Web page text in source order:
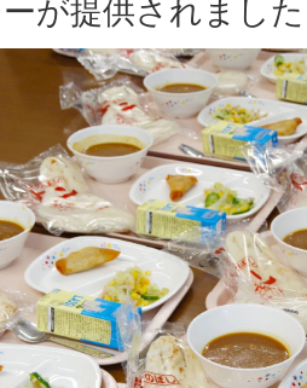
が提供されまし